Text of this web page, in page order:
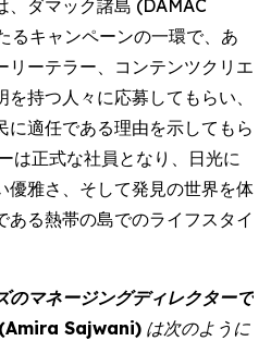
、ダマック諸島 (DAMAC
るキャンペーンの一環で、あ
リーテラー、コンテンツクリエ
持つ人々に応募してもらい、
に適任である理由を示してもら
は正式な社員となり、日光に
優雅さ、そして発見の世界を体
る熱帯の島でのライフスタイ
のマネージングディレクターで
(Amira Sajwani) は次のように